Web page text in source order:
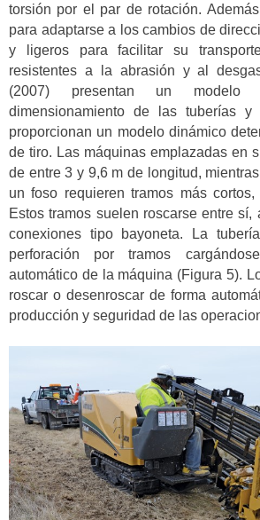
torsión por el par de rotación.
para adaptarse a los cambios de
y ligeros para facilitar su
resistentes a la abrasión y al
(2007) presentan un
dimensionamiento de las tuberías
proporcionan un modelo dinámico
de tiro. Las máquinas emplazadas en
de entre 3 y 9,6 m de longitud,
un foso requieren tramos más
Estos tramos suelen roscarse entre sí,
conexiones tipo bayoneta. La
perforación por tramos
automático de la máquina (Figura 5).
roscar o desenroscar de forma
producción y seguridad de las